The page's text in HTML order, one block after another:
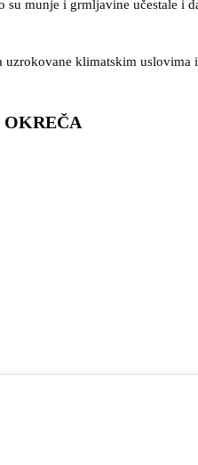
munje i grmljavine učestale i
klimatskim